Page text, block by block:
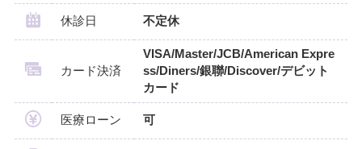
休診日 不定休
カード決済
VISA/Master/JCB/American Expre
ss/Diners/銀聯/Discover/デビット
カード
医療ローン 可